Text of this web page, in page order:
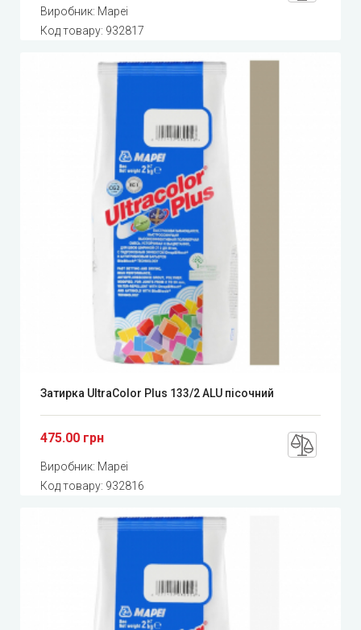
Виробник: Mapei
Код товару: 932817
Затирка UltraColor Plus 133/2 ALU пісочний
475.00 грн
Виробник: Mapei
Код товару: 932816